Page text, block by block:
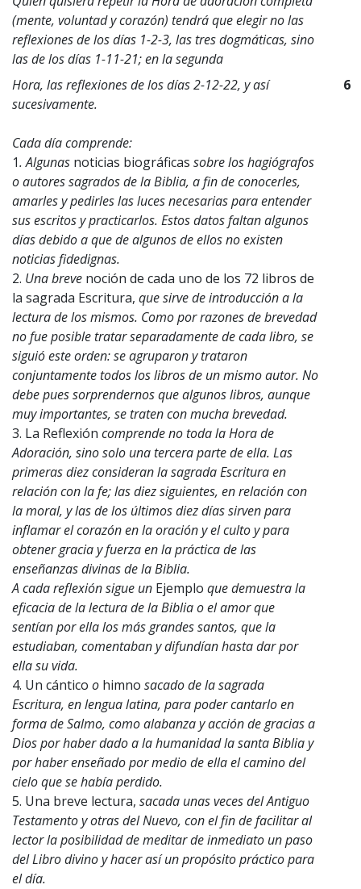
(mente, voluntad y corazón) tendrá que elegir no las
reflexiones de los días 1-2-3, las tres dogmáticas, sino
las de los días 1-11-21; en la segunda
Hora, las reflexiones de los días 2-12-22, y así
sucesivamente.
Cada día comprende:
1. Algunas noticias biográficas sobre los hagiógrafos
o autores sagrados de la Biblia, a fin de conocerles,
amarles y pedirles las luces necesarias para entender
sus escritos y practicarlos. Estos datos faltan algunos
días debido a que de algunos de ellos no existen
noticias fidedignas.
2. Una breve noción de cada uno de los 72 libros de
la sagrada Escritura, que sirve de introducción a la
lectura de los mismos. Como por razones de brevedad
no fue posible tratar separadamente de cada libro, se
siguió este orden: se agruparon y trataron
conjuntamente todos los libros de un mismo autor. No
debe pues sorprendernos que algunos libros, aunque
muy importantes, se traten con mucha brevedad.
3. La Reflexión comprende no toda la Hora de
Adoración, sino solo una tercera parte de ella. Las
primeras diez consideran la sagrada Escritura en
relación con la fe; las diez siguientes, en relación con
la moral, y las de los últimos diez días sirven para
inflamar el corazón en la oración y el culto y para
obtener gracia y fuerza en la práctica de las
enseñanzas divinas de la Biblia.
A cada reflexión sigue un Ejemplo que demuestra la
eficacia de la lectura de la Biblia o el amor que
sentían por ella los más grandes santos, que la
estudiaban, comentaban y difundían hasta dar por
ella su vida.
4. Un cántico o himno sacado de la sagrada
Escritura, en lengua latina, para poder cantarlo en
forma de Salmo, como alabanza y acción de gracias a
Dios por haber dado a la humanidad la santa Biblia y
por haber enseñado por medio de ella el camino del
cielo que se había perdido.
5. Una breve lectura, sacada unas veces del Antiguo
Testamento y otras del Nuevo, con el fin de facilitar al
lector la posibilidad de meditar de inmediato un paso
del Libro divino y hacer así un propósito práctico para
el día.
6